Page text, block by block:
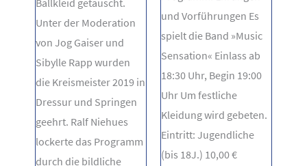
Ballkleid getauscht.
Unter der Moderation
von Jog Gaiser und
Sibylle Rapp wurden
die Kreismeister 2019 in
Dressur und Springen
geehrt. Ralf Niehues
lockerte das Programm
durch die bildliche
und Vorführungen Es
spielt die Band »Music
Sensation« Einlass ab
18:30 Uhr, Begin 19:00
Uhr Um festliche
Kleidung wird gebeten.
Eintritt: Jugendliche
(bis 18J.) 10,00 €